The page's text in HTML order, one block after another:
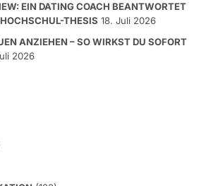
EIN DATING COACH BEANTWORTET
THESIS 18. Juli 2026
ANZIEHEN – SO WIRKST DU SOFORT
2026